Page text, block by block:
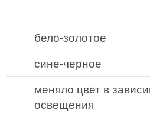
бело-золотое
сине-черное
меняло цвет в
освещения